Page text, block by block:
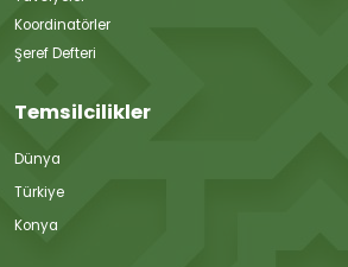
Koordinatörler
Şeref Defteri
Temsilcilikler
Dünya
Türkiye
Konya